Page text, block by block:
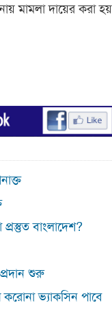
মামলা দায়ের করা
বাংলাদেশ?
শুরু
ভ্যাকসিন পাবে